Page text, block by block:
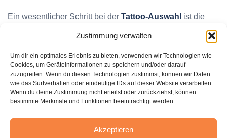
Zustimmung verwalten
Um dir ein optimales Erlebnis zu bieten, verwenden wir Technologien wie
Cookies, um Geräteinformationen zu speichern und/oder darauf
zuzugreifen. Wenn du diesen Technologien zustimmst, können wir Daten
wie das Surfverhalten oder eindeutige IDs auf dieser Website verarbeiten.
Wenn du deine Zustimmung nicht erteilst oder zurückziehst, können
bestimmte Merkmale und Funktionen beeinträchtigt werden.
Akzeptieren
Ein wesentlicher Schritt bei der Tattoo-Auswahl ist die
Auswahl des richtigen Tattoo-Künstlers. Suchen Sie nach
einem erfahrenen Künstler, der sich auf detaillierte und
symbolträchtige Designs spezialisiert hat. Schauen Sie
sich das Portfolio des Künstlers genau an und lesen Sie
Bewertungen anderer Kunden. Ein erfahrener Tattoo-
Künstler wird in der Lage sein, Ihre Ideen in ein
und Präzision zu achten.